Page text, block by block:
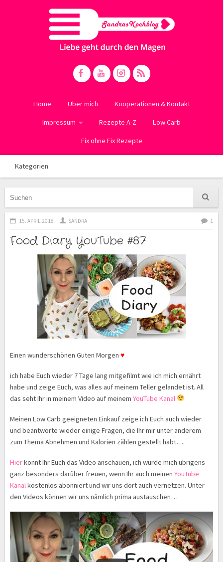
Home Über mich Kooperationen & Kontakt
Impressum Rezepte A-Z Low Carb
Fix ohne Fix Rezepte
Kategorien
15. APRIL 2018 SANDRA 1
Food Diary YouTube #87
Einen wunderschönen Guten Morgen ♥
ich habe Euch wieder 7 Tage lang mitgefilmt wie ich mich ernährt
habe und zeige Euch, was alles auf meinem Teller gelandet ist. All
das seht Ihr in meinem Video auf meinem YouTube Kanal
Meinen Low Carb geeigneten Einkauf zeige ich Euch auch wieder
und beantworte wieder einige Fragen, die Ihr mir unter anderem
zum Thema Abnehmen und Kalorien zählen gestellt habt….
Hierkönnt Ihr Euch das Video anschauen, ich würde mich übrigens
ganz besonders darüber freuen, wenn Ihr auch meinen YouTube
Kanalkostenlos abonniert und wir uns dort auch vernetzen. Unter
den Videos können wir uns nämlich prima austauschen…